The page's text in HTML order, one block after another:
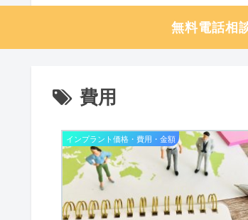
無料電話相
費用
インプラント価格・費用・金額